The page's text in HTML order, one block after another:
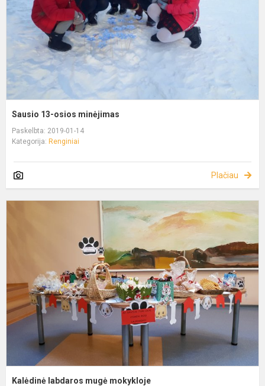
Sausio 13-osios minėjimas
Paskelbta: 2019-01-14
Kategorija: Renginiai
Plačiau
Kalėdinė labdaros mugė mokykloje